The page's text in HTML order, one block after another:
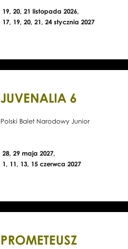
19, 20, 21 listopada 2026,
17, 19, 20, 21, 24 stycznia 2027
JUVENALIA 6
Polski Balet Narodowy Junior
28, 29 maja 2027,
1, 11, 13, 15 czerwca 2027
PROMETEUSZ